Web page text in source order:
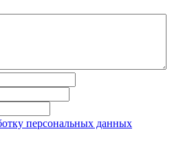
персональных данных